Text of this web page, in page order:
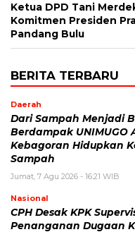
Ketua DPD Tani
Komitmen Presiden
Pandang Bulu
BERITA TERBARU
Daerah
Dari Sampah Menjadi
Berdampak UNIMUGO
Kebagoran Hidupkan
Sampah
Jumat, 7 Agu 2026 - 16:21 WIB
Nasional
CPH Desak KPK
Penanganan Dugaan